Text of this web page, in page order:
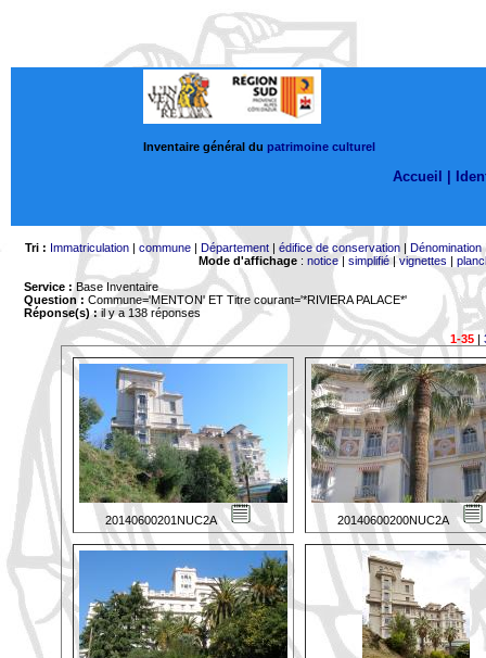
Inventaire général du patrimoine culturel
Accueil |
Tri : Immatriculation| commune| Département| édifice de conservation| Dénomination
Mode d'affichage: notice| simplifié|vignettes |
Service : Base Inventaire
Question : Commune='MENTON' ET Titre courant='*RIVIERA PALACE*'
Réponse(s) :il y a 138 réponses
1-35|
20140600201NUC2A 20140600200NUC2A